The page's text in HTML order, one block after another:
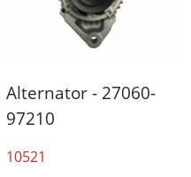
Alternator - 27060-
97210
10521